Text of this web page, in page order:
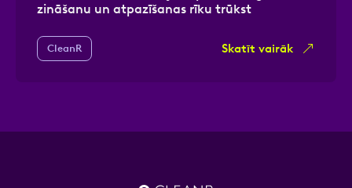
zināšanu un atpazīšanas rīku trūkst
CleanR Skatīt vairāk